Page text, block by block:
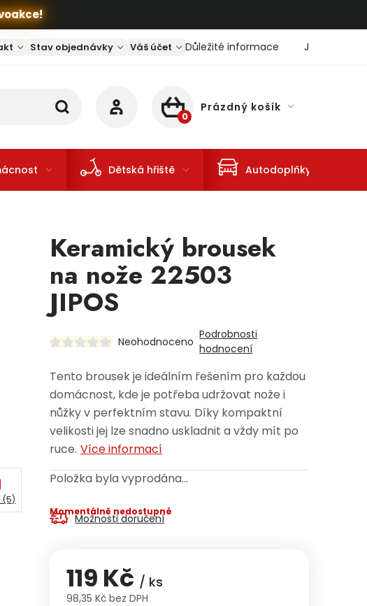
Stav objednávky Váš účet Důležité informace Jaký je
NÁKUPNÍ KOŠÍK
Prázdný košík
Dětská hřiště Autodoplňky
Keramický brousek
na nože 22503
JIPOS
Neohodnoceno
Podrobnosti
hodnocení
Tento brousek je ideálním řešením pro každou
domácnost, kde je potřeba udržovat nože i
nůžky v perfektním stavu. Díky kompaktní
velikosti jej lze snadno uskladnit a vždy mít po
ruce. Více informací
Položka byla vyprodána…
Momentálně nedostupné
Možnosti doručení
119 Kč / ks
98,35 Kč bez DPH
(5)